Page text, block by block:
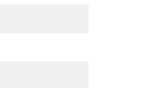
τραγική αλήθεια